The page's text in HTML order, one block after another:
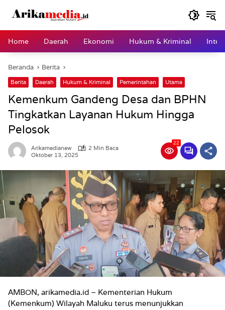
Home
Daerah Ekonomi Hukum & Kriminal
Beranda Berita
Berita Daerah Hukum & Kriminal Pemerintahan Utama
Kemenkum Gandeng Desa dan BPHN
Tingkatkan Layanan Hukum Hingga
Pelosok
Arikamedianew
2 Min Baca
Oktober 13, 2025
22
AMBON, arikamedia.id – Kementerian Hukum
(Kemenkum) Wilayah Maluku terus menunjukkan